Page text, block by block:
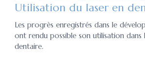
Utilisation du laser en
Les progrès enregistrés dans le
ont rendu possible son utilisation dans
dentaire.